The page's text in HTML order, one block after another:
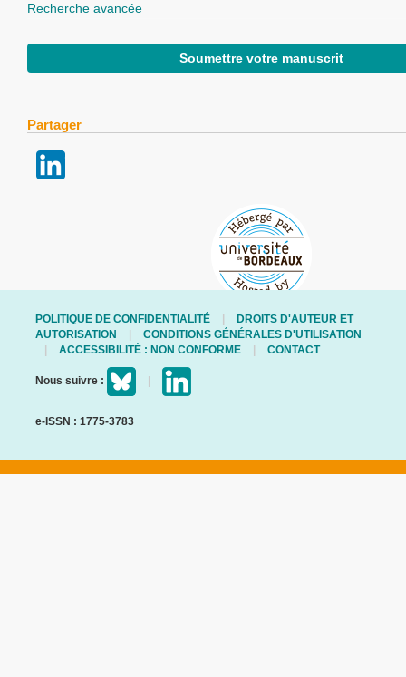
Recherche avancée
Soumettre votre manuscrit
Partager
POLITIQUE DE CONFIDENTIALITÉ
DROITS D'AUTEUR ET
AUTORISATION
CONDITIONS GÉNÉRALES D'UTILISATION
ACCESSIBILITÉ : NON CONFORME
CONTACT
Nous suivre :
e-ISSN : 1775-3783